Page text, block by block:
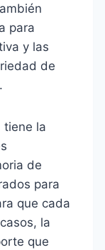
para
y las
de
tiene la
de
para
que cada
la
que